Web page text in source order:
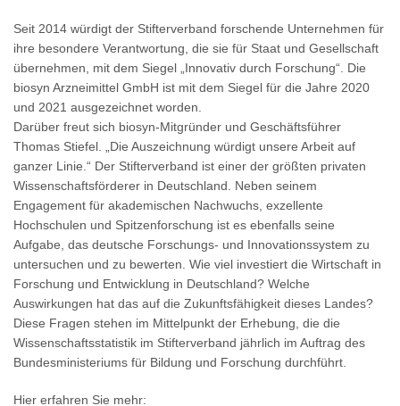
Seit 2014 würdigt der Stifterverband forschende Unternehmen für
ihre besondere Verantwortung, die sie für Staat und Gesellschaft
übernehmen, mit dem Siegel „Innovativ durch Forschung“. Die
biosyn Arzneimittel GmbH ist mit dem Siegel für die Jahre 2020
und 2021 ausgezeichnet worden.
Darüber freut sich biosyn-Mitgründer und Geschäftsführer
Thomas Stiefel. „Die Auszeichnung würdigt unsere Arbeit auf
ganzer Linie.“ Der Stifterverband ist einer der größten privaten
Wissenschaftsförderer in Deutschland. Neben seinem
Engagement für akademischen Nachwuchs, exzellente
Hochschulen und Spitzenforschung ist es ebenfalls seine
Aufgabe, das deutsche Forschungs- und Innovationssystem zu
untersuchen und zu bewerten. Wie viel investiert die Wirtschaft in
Forschung und Entwicklung in Deutschland? Welche
Auswirkungen hat das auf die Zukunftsfähigkeit dieses Landes?
Diese Fragen stehen im Mittelpunkt der Erhebung, die die
Wissenschaftsstatistik im Stifterverband jährlich im Auftrag des
Bundesministeriums für Bildung und Forschung durchführt.
Hier erfahren Sie mehr: